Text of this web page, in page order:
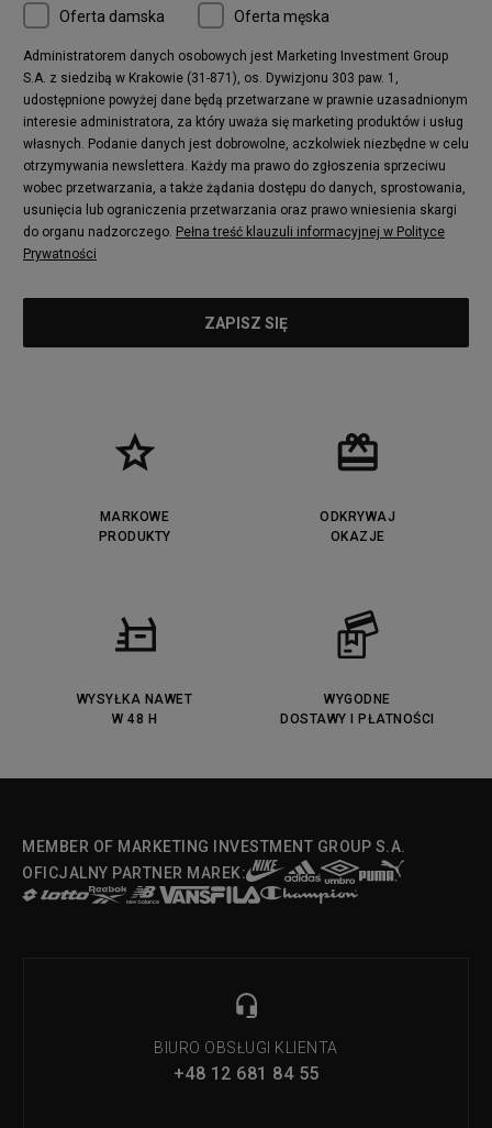
Nike Air More Uptempo
adidas Stan Smith
Puma Mayze
Reebok Club C
New Balance 2002
adidas NMD
Converse Run Star Hike
Nike Air Max Pulse
adidas Nizza
New Balance 997
adidas ZX
Nike Waffle One
Jordan Max Aura 4
Fila Disruptor
Timberland 6
adidas Retropy
Vans SK8-HI
adidas Adifom
Timberland Euro Sprint
Puma Caven
Lacoste Powercourt
Lacoste Carnaby
Vans Classic
Reebok Solution MID
Lacoste Menerva Sport
Puma Doublecourt
Fila Strada Low
Oferta damska Oferta męska
Administratorem danych osobowych jest Marketing Investment Group
S.A. z siedzibą w Krakowie (31-871), os. Dywizjonu 303 paw. 1,
udostępnione powyżej dane będą przetwarzane w prawnie uzasadnionym
interesie administratora, za który uważa się marketing produktów i usług
własnych. Podanie danych jest dobrowolne, aczkolwiek niezbędne w celu
otrzymywania newslettera. Każdy ma prawo do zgłoszenia sprzeciwu
wobec przetwarzania, a także żądania dostępu do danych, sprostowania,
usunięcia lub ograniczenia przetwarzania oraz prawo wniesienia skargi
do organu nadzorczego. Pełna treść klauzuli informacyjnej w Polityce
Prywatności
MARKOWE
PRODUKTY
ODKRYWAJ
OKAZJE
WYSYŁKA NAWET
W 48 H
WYGODNE
DOSTAWY I PŁATNOŚCI
MEMBER OF MARKETING INVESTMENT GROUP S.A.
OFICJALNY PARTNER MAREK:
BIURO OBSŁUGI KLIENTA
+48 12 681 84 55